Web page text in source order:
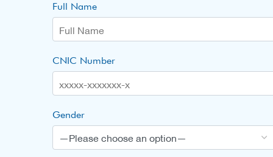
Full Name
CNIC Number
Gender